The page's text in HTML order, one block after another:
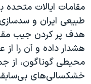
مقامات ایالات متحده
طبیعی ایران و
هدف پر کردن جیب
هشدار داده و آن را
محیطی گوناگون، از
خشکسالی‌های